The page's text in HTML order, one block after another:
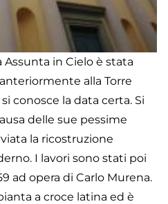
Assunta in Cielo è stata
alla Torre
conosce la data certa. Si
delle sue pessime
la ricostruzione
I lavori sono stati poi
ad opera di Carlo Murena.
a croce latina ed è